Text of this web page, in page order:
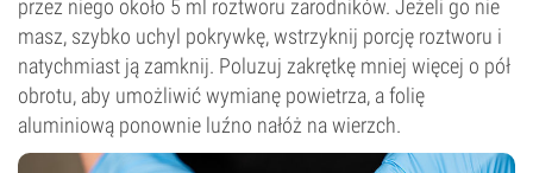
przez niego około 5 ml roztworu zarodników. Jeżeli go nie
masz, szybko uchyl pokrywkę, wstrzyknij porcję roztworu i
natychmiast ją zamknij. Poluzuj zakrętkę mniej więcej o pół
obrotu, aby umożliwić wymianę powietrza, a folię
aluminiową ponownie luźno nałóż na wierzch.